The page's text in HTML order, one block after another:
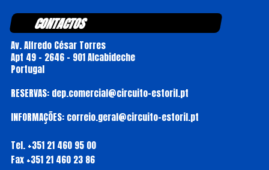
CONTACTOS
Av. Alfredo César Torres
Apt 49 - 2646 - 901 Alcabideche
Portugal
RESERVAS: dep.comercial@circuito-estoril.pt
INFORMAÇÕES: correio.geral@circuito-estoril.pt
Tel. +351 21 460 95 00
Fax +351 21 460 23 86